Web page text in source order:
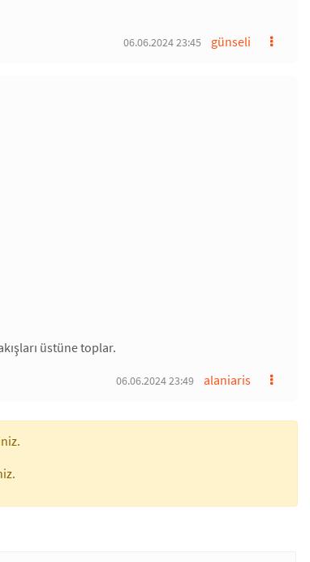
günseli
06.06.2024 23:45
üstüne toplar.
alaniaris
06.06.2024 23:49